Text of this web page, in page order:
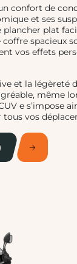
confort de
et ses
plancher plat
spacieux
vos effets
et la légèreté
même
e s’impose
vos